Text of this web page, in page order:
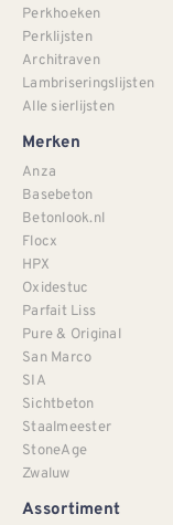
Perkhoeken
Perklijsten
Architraven
Lambriseringslijsten
Alle sierlijsten
Merken
Anza
Basebeton
Betonlook.nl
Flocx
HPX
Oxidestuc
Parfait Liss
Pure & Original
San Marco
SIA
Sichtbeton
Staalmeester
StoneAge
Zwaluw
Assortiment